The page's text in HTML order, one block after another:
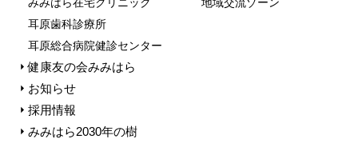
⽿原⻭科診療所
耳原総合病院健診センター
健康友の会みみはら
お知らせ
採用情報
みみはら2030年の樹